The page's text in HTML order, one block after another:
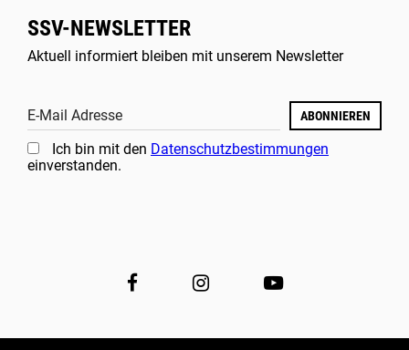
SSV-NEWSLETTER
Aktuell informiert bleiben mit unserem Newsletter
E-Mail Adresse ABONNIEREN
Ich bin mit den Datenschutzbestimmungen
einverstanden.